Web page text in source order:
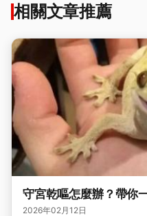
相關文章推薦
守宮乾嘔怎麼辦？帶你
2026年02月12日